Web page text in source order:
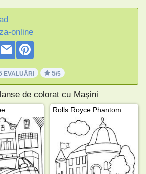
online
EVALUĂRI 5/5
de colorat cu Maşini
Rolls Royce Phantom